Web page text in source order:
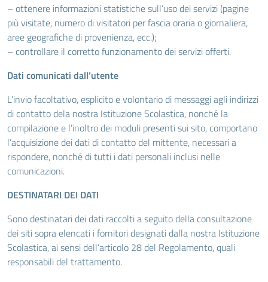
– ottenere informazioni statistiche sull’uso dei servizi (pagine
più visitate, numero di visitatori per fascia oraria o giornaliera,
aree geografiche di provenienza, ecc.);
– controllare il corretto funzionamento dei servizi offerti.
Dati comunicati dall’utente
L’invio facoltativo, esplicito e volontario di messaggi agli indirizzi
di contatto dela nostra Istituzione Scolastica, nonché la
compilazione e l’inoltro dei moduli presenti sui sito, comportano
l’acquisizione dei dati di contatto del mittente, necessari a
rispondere, nonché di tutti i dati personali inclusi nelle
comunicazioni.
DESTINATARI DEI DATI
Sono destinatari dei dati raccolti a seguito della consultazione
dei siti sopra elencati i fornitori designati dalla nostra Istituzione
Scolastica, ai sensi dell’articolo 28 del Regolamento, quali
responsabili del trattamento.